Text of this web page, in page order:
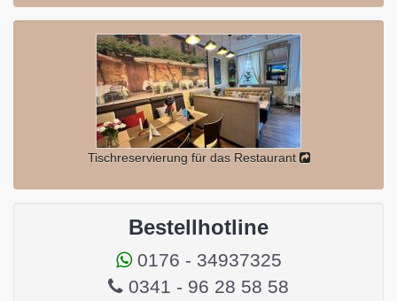
Tischreservierung für das Restaurant
Bestellhotline
0176 - 34937325
0341 - 96 28 58 58